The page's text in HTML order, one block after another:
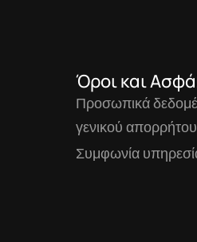
Όροι και
Προσωπικά
γενικού απορρήτου
Συμφωνία